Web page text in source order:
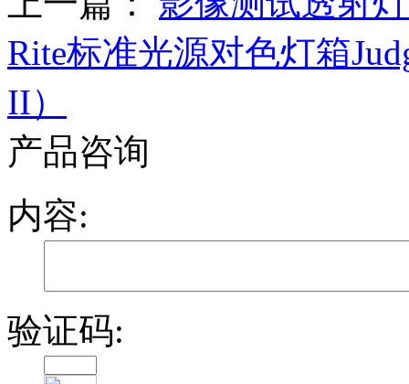
Rite标准光源对色灯箱
II）
产品咨询
内容:
验证码: